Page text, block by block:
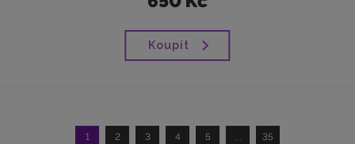
Koupit
1 2 3 4 5 35